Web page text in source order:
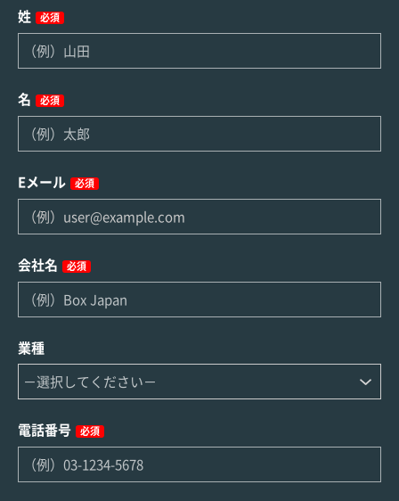
姓 必須
名 必須
Eメール 必須
会社名 必須
業種
電話番号 必須